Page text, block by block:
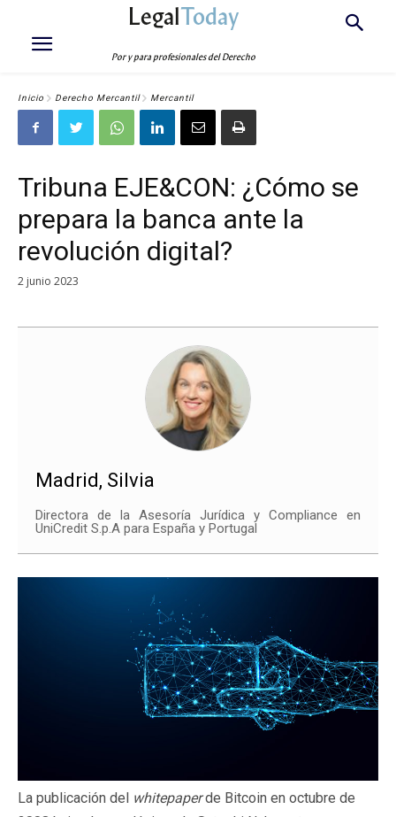
LegalToday
Por y para profesionales del Derecho
Inicio Derecho Mercantil Mercantil
Tribuna EJE&CON: ¿Cómo se
prepara la banca ante la
revolución digital?
2 junio 2023
Madrid, Silvia
Directora de la Asesoría Jurídica y Compliance en
UniCredit S.p.A para España y Portugal
La publicación del whitepaperde Bitcoin en octubre de